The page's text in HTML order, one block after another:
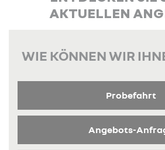
AKTUELLEN
WIE KÖNNEN WIR
Probefahrt
Angebots-